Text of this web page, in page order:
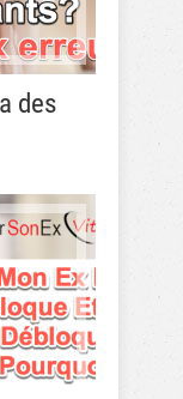
des